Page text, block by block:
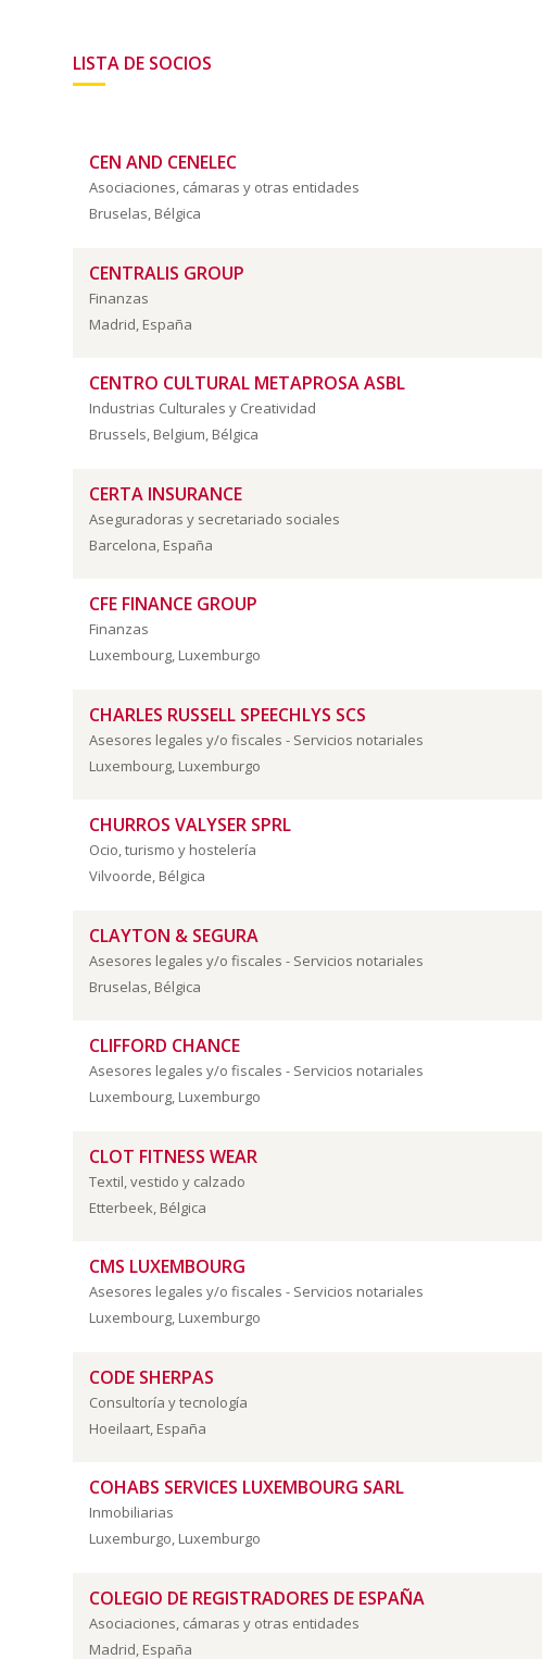
LISTA DE SOCIOS
CEN AND CENELEC
Asociaciones, cámaras y otras entidades
Bruselas, Bélgica
CENTRALIS GROUP
Finanzas
Madrid, España
CENTRO CULTURAL METAPROSA ASBL
Industrias Culturales y Creatividad
Brussels, Belgium, Bélgica
CERTA INSURANCE
Aseguradoras y secretariado sociales
Barcelona, España
CFE FINANCE GROUP
Finanzas
Luxembourg, Luxemburgo
CHARLES RUSSELL SPEECHLYS SCS
Asesores legales y/o fiscales - Servicios notariales
Luxembourg, Luxemburgo
CHURROS VALYSER SPRL
Ocio, turismo y hostelería
Vilvoorde, Bélgica
CLAYTON & SEGURA
Asesores legales y/o fiscales - Servicios notariales
Bruselas, Bélgica
CLIFFORD CHANCE
Asesores legales y/o fiscales - Servicios notariales
Luxembourg, Luxemburgo
CLOT FITNESS WEAR
Textil, vestido y calzado
Etterbeek, Bélgica
CMS LUXEMBOURG
Asesores legales y/o fiscales - Servicios notariales
Luxembourg, Luxemburgo
CODE SHERPAS
Consultoría y tecnología
Hoeilaart, España
COHABS SERVICES LUXEMBOURG SARL
Inmobiliarias
Luxemburgo, Luxemburgo
COLEGIO DE REGISTRADORES DE ESPAÑA
Asociaciones, cámaras y otras entidades
Madrid, España